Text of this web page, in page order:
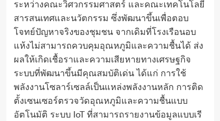
ระหว่างคณะวิศวกรรมศาสตร์ และคณะเทคโนโลยี
สารสนเทศและนวัตกรรม ซึ่งพัฒนาขึ้นเพื่อตอบ
โจทย์ปัญหาจริงของชุมชน จากเดิมที่โรงเรือนอบ
แห้งไม่สามารถควบคุมอุณหภูมิและความชื้นได้ ส่ง
ผลให้เกิดเชื้อราและความเสียหายทางเศรษฐกิจ
ระบบที่พัฒนาขึ้นมีคุณสมบัติเด่น ได้แก่ การใช้
พลังงานโซลาร์เซลล์เป็นแหล่งพลังงานหลัก การติด
ตั้งเซนเซอร์ตรวจวัดอุณหภูมิและความชื้นแบบ
อัตโนมัติ ระบบ IoT ที่สามารถรายงานข้อมูลแบบเรี